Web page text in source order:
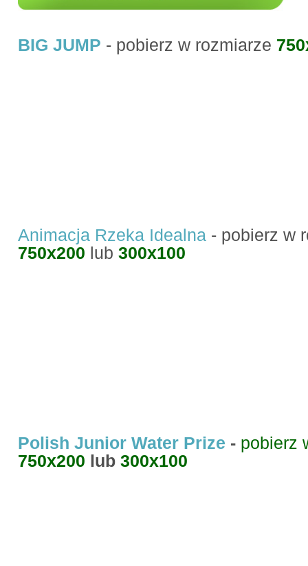
BIG JUMP - pobierz w rozmiarze
Animacja Rzeka Idealna - pobierz w
750x200 lub 300x100
Polish Junior Water Prize - pobierz
750x200 lub 300x100